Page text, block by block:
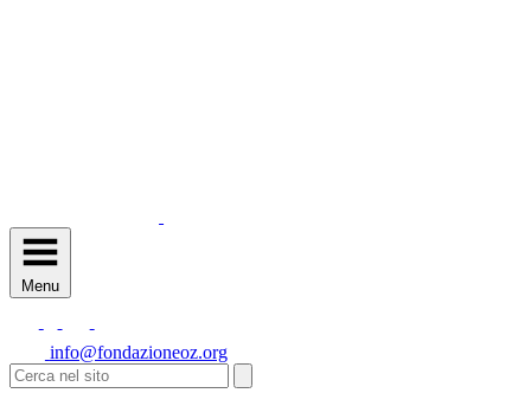
Menu
info@fondazioneoz.org